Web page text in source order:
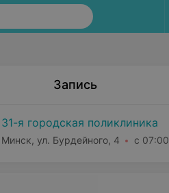
Запись
31-я городская поликлиника
Минск, ул. Бурдейного, 4 с 07:00